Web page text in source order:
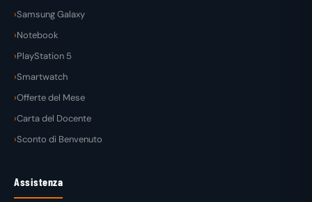
Samsung Galaxy
Notebook
PlayStation 5
Smartwatch
Offerte del Mese
Carta del Docente
Sconto di Benvenuto
Assistenza